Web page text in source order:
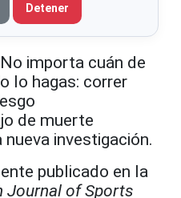
Detener
importa cuán de
lo hagas: correr
de muerte
investigación.
publicado en la
Journal of Sports